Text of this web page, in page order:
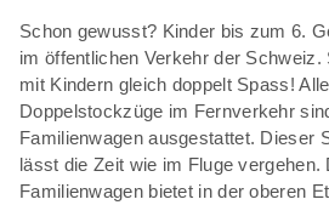
Schon gewusst? Kinder bis zum 6.
im öffentlichen Verkehr der
mit Kindern gleich doppelt Spass!
Doppelstockzüge im Fernverkehr
Familienwagen ausgestattet. Dieser
lässt die Zeit wie im Fluge vergehen.
Familienwagen bietet in der oberen